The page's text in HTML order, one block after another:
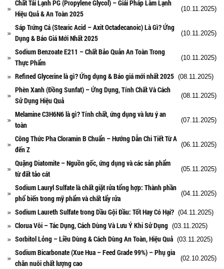
Chất Tải Lạnh PG (Propylene Glycol) – Giải Pháp Làm Lạnh
Hiệu Quả & An Toàn 2025
(10.11.2025)
Sáp Trứng Cá (Stearic Acid – Axit Octadecanoic) Là Gì? Ứng
Dụng & Báo Giá Mới Nhất 2025
(10.11.2025)
Sodium Benzoate E211 – Chất Bảo Quản An Toàn Trong
Thực Phẩm
(10.11.2025)
Refined Glycerine là gì? Ứng dụng & Báo giá mới nhất 2025 (08.11.2025)
Phèn Xanh (Đồng Sunfat) – Ứng Dụng, Tính Chất Và Cách
Sử Dụng Hiệu Quả
(08.11.2025)
Melamine C3H6N6 là gì? Tính chất, ứng dụng và lưu ý an
toàn
(07.11.2025)
Công Thức Pha Cloramin B Chuẩn – Hướng Dẫn Chi Tiết Từ A
đến Z
(06.11.2025)
Quặng Diatomite – Nguồn gốc, ứng dụng và các sản phẩm
từ đất tảo cát
(05.11.2025)
Sodium Lauryl Sulfate là chất giặt rửa tổng hợp: Thành phần
phổ biến trong mỹ phẩm và chất tẩy rửa
(04.11.2025)
Sodium Laureth Sulfate trong Dầu Gội Đầu: Tốt Hay Có Hại? (04.11.2025)
Clorua Vôi – Tác Dụng, Cách Dùng Và Lưu Ý Khi Sử Dụng (03.11.2025)
Sorbitol Lỏng – Liều Dùng & Cách Dùng An Toàn, Hiệu Quả (03.11.2025)
Sodium Bicarbonate (Xue Hua – Feed Grade 99%) – Phụ gia
chăn nuôi chất lượng cao
(02.10.2025)